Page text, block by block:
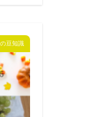
豆知識